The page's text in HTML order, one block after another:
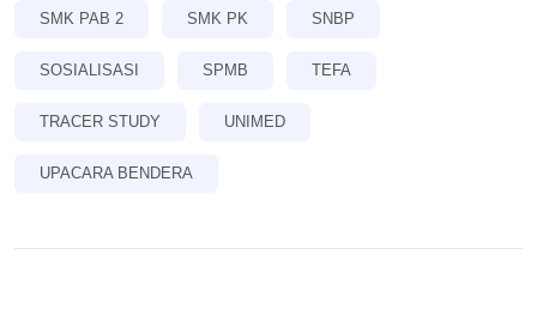
SMK PAB 2 SMK PK SNBP
SOSIALISASI SPMB TEFA
TRACER STUDY UNIMED
UPACARA BENDERA